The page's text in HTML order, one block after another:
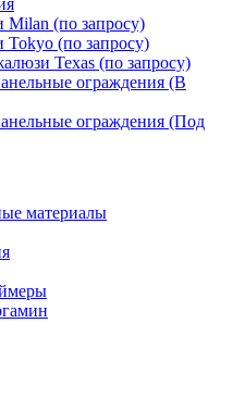
(по запросу)
(по запросу)
Texas (по запросу)
ограждения (В
ограждения (Под
материалы